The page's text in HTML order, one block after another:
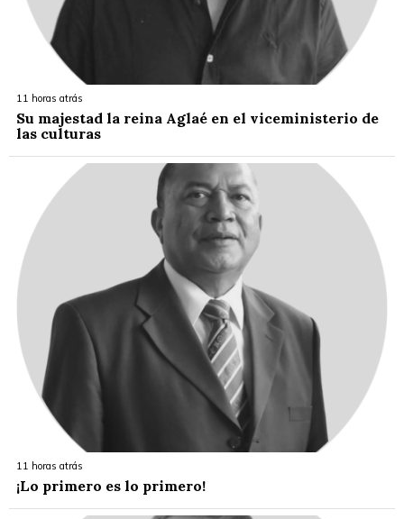
11 horas atrás
Su majestad la reina Aglaé en el viceministerio de
las culturas
11 horas atrás
¡Lo primero es lo primero!